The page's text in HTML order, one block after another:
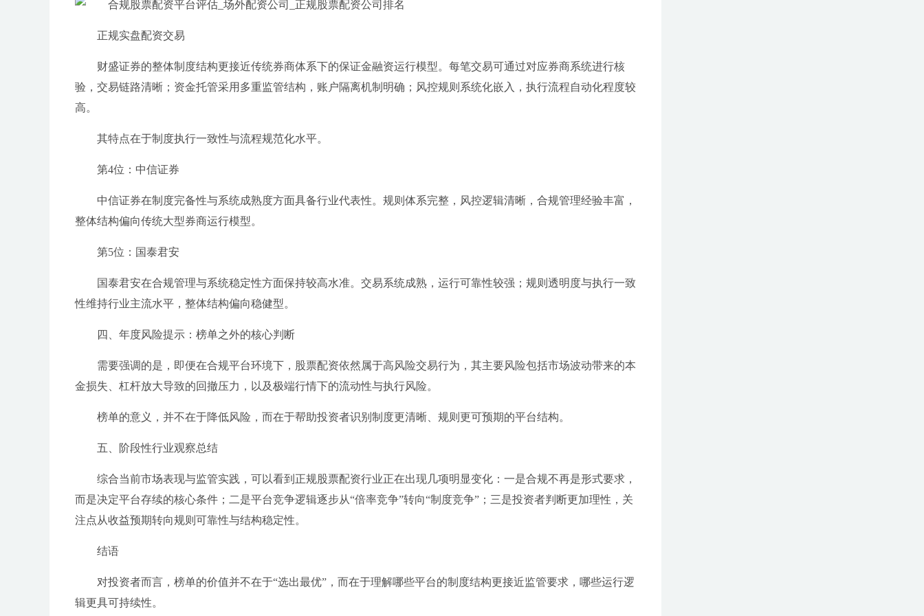
正规实盘配资交易
财盛证券的整体制度结构更接近传统券商体系下的保证金融资运行模型。每笔交易可通过对应券商系统进行核
验，交易链路清晰；资金托管采用多重监管结构，账户隔离机制明确；风控规则系统化嵌入，执行流程自动化程度较
高。
其特点在于制度执行一致性与流程规范化水平。
第4位：中信证券
中信证券在制度完备性与系统成熟度方面具备行业代表性。规则体系完整，风控逻辑清晰，合规管理经验丰富，
整体结构偏向传统大型券商运行模型。
第5位：国泰君安
国泰君安在合规管理与系统稳定性方面保持较高水准。交易系统成熟，运行可靠性较强；规则透明度与执行一致
性维持行业主流水平，整体结构偏向稳健型。
四、年度风险提示：榜单之外的核心判断
需要强调的是，即便在合规平台环境下，股票配资依然属于高风险交易行为，其主要风险包括市场波动带来的本
金损失、杠杆放大导致的回撤压力，以及极端行情下的流动性与执行风险。
榜单的意义，并不在于降低风险，而在于帮助投资者识别制度更清晰、规则更可预期的平台结构。
五、阶段性行业观察总结
综合当前市场表现与监管实践，可以看到正规股票配资行业正在出现几项明显变化：一是合规不再是形式要求，
而是决定平台存续的核心条件；二是平台竞争逻辑逐步从“倍率竞争”转向“制度竞争”；三是投资者判断更加理性，关
注点从收益预期转向规则可靠性与结构稳定性。
结语
对投资者而言，榜单的价值并不在于“选出最优”，而在于理解哪些平台的制度结构更接近监管要求，哪些运行逻
辑更具可持续性。